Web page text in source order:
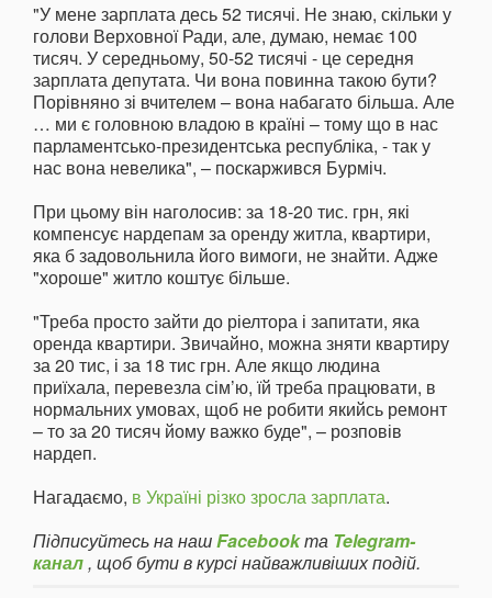
"У мене зарплата десь 52 тисячі. Не знаю, скільки у
голови Верховної Ради, але, думаю, немає 100
тисяч. У середньому, 50-52 тисячі - це середня
зарплата депутата. Чи вона повинна такою бути?
Порівняно зі вчителем – вона набагато більша. Але
… ми є головною владою в країні – тому що в нас
парламентсько-президентська республіка, - так у
нас вона невелика", – поскаржився Бурміч.
При цьому він наголосив: за 18-20 тис. грн, які
компенсує нардепам за оренду житла, квартири,
яка б задовольнила його вимоги, не знайти. Адже
"хороше" житло коштує більше.
"Треба просто зайти до ріелтора і запитати, яка
оренда квартири. Звичайно, можна зняти квартиру
за 20 тис, і за 18 тис грн. Але якщо людина
приїхала, перевезла сім’ю, їй треба працювати, в
нормальних умовах, щоб не робити якийсь ремонт
– то за 20 тисяч йому важко буде", – розповів
нардеп.
Нагадаємо, в Україні різко зросла зарплата.
Підписуйтесь на нашFacebookта Telegram-
канал, щоб бути в курсі найважливіших подій.